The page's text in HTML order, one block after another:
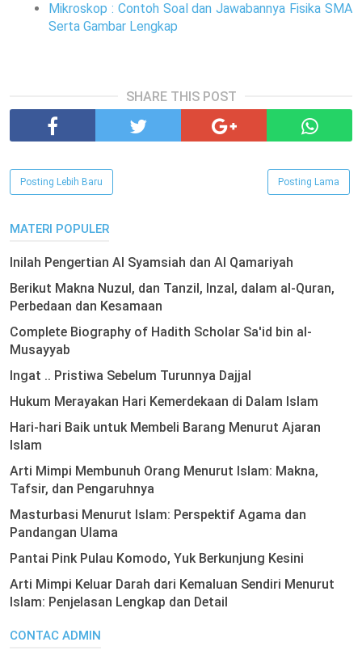
Mikroskop : Contoh Soal dan Jawabannya Fisika SMA
Serta Gambar Lengkap
SHARE THIS POST
Posting Lebih Baru Posting Lama
MATERI POPULER
Inilah Pengertian Al Syamsiah dan Al Qamariyah
Berikut Makna Nuzul, dan Tanzil, Inzal, dalam al-Quran,
Perbedaan dan Kesamaan
Complete Biography of Hadith Scholar Sa'id bin al-
Musayyab
Ingat .. Pristiwa Sebelum Turunnya Dajjal
Hukum Merayakan Hari Kemerdekaan di Dalam Islam
Hari-hari Baik untuk Membeli Barang Menurut Ajaran
Islam
Arti Mimpi Membunuh Orang Menurut Islam: Makna,
Tafsir, dan Pengaruhnya
Masturbasi Menurut Islam: Perspektif Agama dan
Pandangan Ulama
Pantai Pink Pulau Komodo, Yuk Berkunjung Kesini
Arti Mimpi Keluar Darah dari Kemaluan Sendiri Menurut
Islam: Penjelasan Lengkap dan Detail
CONTAC ADMIN